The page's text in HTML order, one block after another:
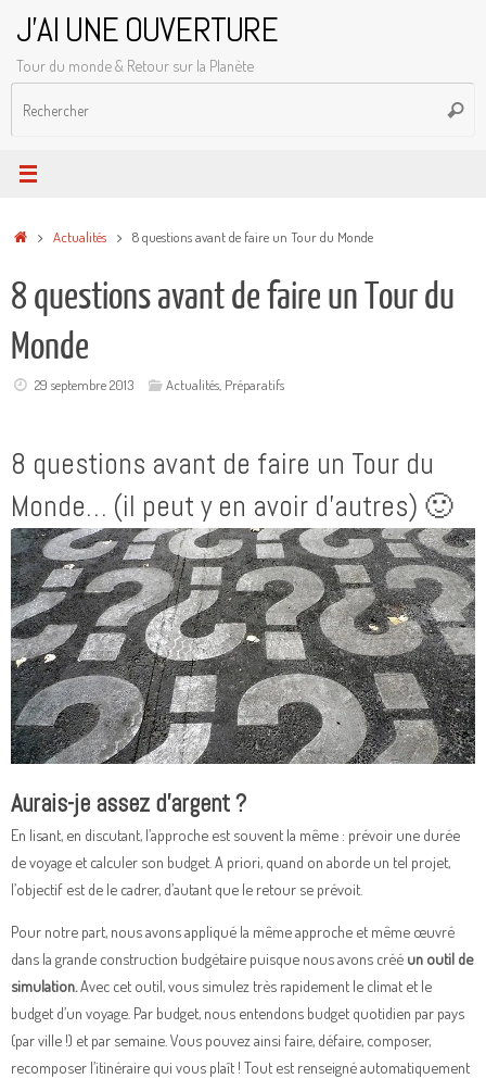
contenu
J'AI UNE OUVERTURE
Tour du monde & Retour sur la Planète
AccueilActualités 8 questions avant de faire un Tour du Monde
8 questions avant de faire un Tour du
Monde
29 septembre 2013 Actualités Préparatifs
8 questions avant de faire un Tour du
Monde… (il peut y en avoir d’autres) 🙂
Aurais-je assez d’argent ?
En lisant, en discutant, l’approche est souvent la même : prévoir une durée
de voyage et calculer son budget. A priori, quand on aborde un tel projet,
l’objectif est de le cadrer, d’autant que le retour se prévoit.
Pour notre part, nous avons appliqué la même approche et même œuvré
dans la grande construction budgétaire puisque nous avons créé un outil de
simulation.Avec cet outil, vous simulez très rapidement le climat et le
budget d’un voyage. Par budget, nous entendons budget quotidien par pays
(par ville !) et par semaine. Vous pouvez ainsi faire, défaire, composer,
recomposer l’itinéraire qui vous plaît ! Tout est renseigné automatiquement